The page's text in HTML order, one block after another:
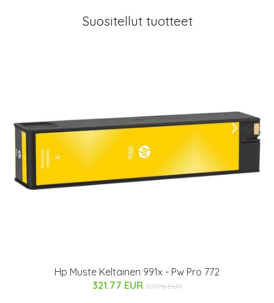
Suositellut tuotteet
Hp Muste Keltainen 991x - Pw Pro 772
321.77 EUR 321.78 EUR